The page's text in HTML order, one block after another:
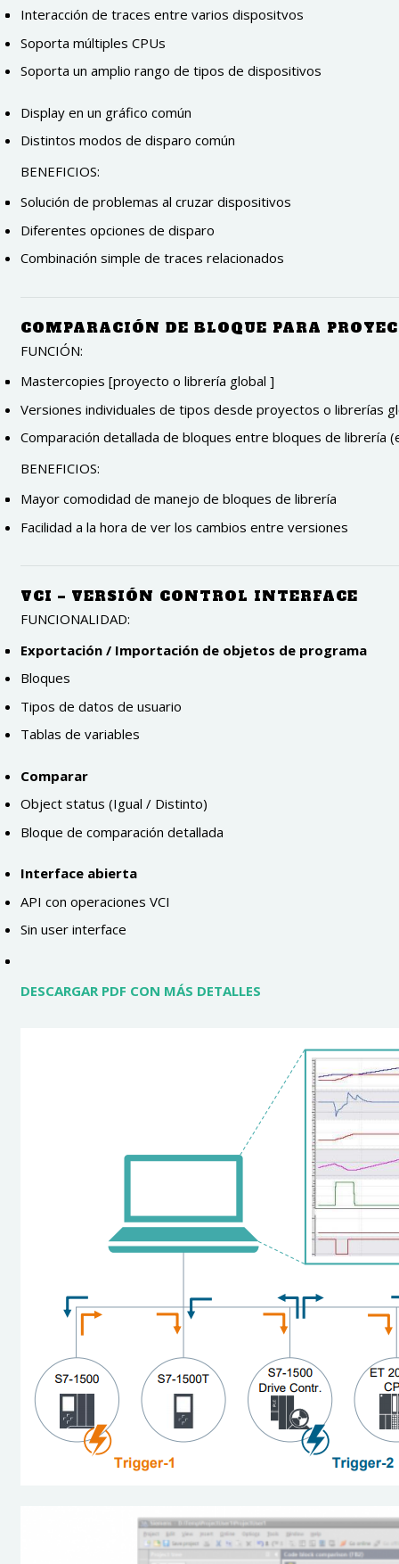
Interacción de traces entre varios dispositvos
Soporta múltiples CPUs
Soporta un amplio rango de tipos de dispositivos
Display en un gráfico común
Distintos modos de disparo común
BENEFICIOS:
Solución de problemas al cruzar dispositivos
Diferentes opciones de disparo
Combinación simple de traces relacionados
COMPARACIÓN DE BLOQUE PARA
FUNCIÓN:
Mastercopies [proyecto o librería global ]
Versiones individuales de tipos desde proyectos o librerías
Comparación detallada de bloques entre bloques de librería
BENEFICIOS:
Mayor comodidad de manejo de bloques de librería
Facilidad a la hora de ver los cambios entre versiones
VCI – VERSIÓN CONTROL INTERFACE
FUNCIONALIDAD:
Exportación / Importación de objetos de programa
Bloques
Tipos de datos de usuario
Tablas de variables
Comparar
Object status (Igual / Distinto)
Bloque de comparación detallada
Interface abierta
API con operaciones VCI
Sin user interface
DESCARGAR PDF CON MÁS DETALLES